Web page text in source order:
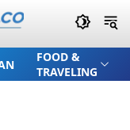
FOOD &
TRAVELING